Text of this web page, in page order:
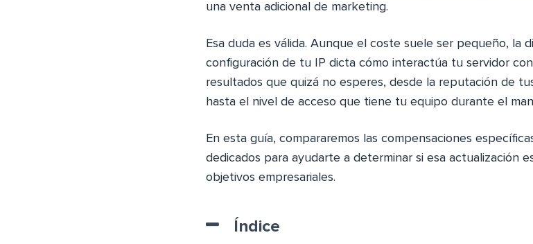
una venta adicional de marketing.
Esa duda es válida. Aunque el coste suele ser pequeño, la
configuración de tu IP dicta cómo interactúa tu servidor
resultados que quizá no esperes, desde la reputación de
hasta el nivel de acceso que tiene tu equipo durante el
En esta guía, compararemos las compensaciones
dedicados para ayudarte a determinar si esa actualización
objetivos empresariales.
Índice